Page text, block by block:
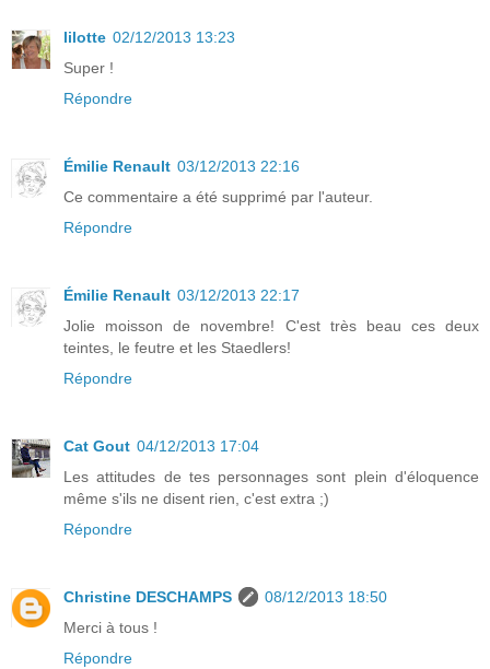
lilotte 02/12/2013 13:23
Super !
Répondre
Émilie Renault 03/12/2013 22:16
Ce commentaire a été supprimé par l'auteur.
Répondre
Émilie Renault 03/12/2013 22:17
Jolie moisson de novembre! C'est très beau ces deux
teintes, le feutre et les Staedlers!
Répondre
Cat Gout 04/12/2013 17:04
Les attitudes de tes personnages sont plein d'éloquence
même s'ils ne disent rien, c'est extra ;)
Répondre
Christine DESCHAMPS
08/12/2013 18:50
Merci à tous !
Répondre